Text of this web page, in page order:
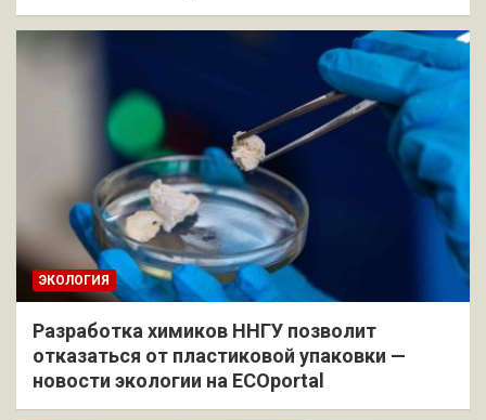
ЭКОЛОГИЯ
Разработка химиков ННГУ позволит
отказаться от пластиковой упаковки —
новости экологии на ECOportal